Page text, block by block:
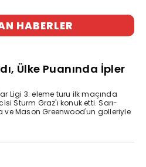
HABERLER
Ülke Puanında İpler
Ligi 3. eleme turu ilk maçında
Sturm Graz'ı konuk etti. Sarı-
ve Mason Greenwood'un golleriyle